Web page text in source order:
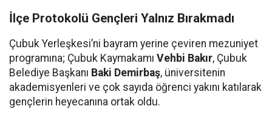
İlçe Protokolü Gençleri Yalnız Bırakmadı
Çubuk Yerleşkesi’ni bayram yerine çeviren mezuniyet
programına; Çubuk Kaymakamı Vehbi Bakır, Çubuk
Belediye Başkanı Baki Demirbaş, üniversitenin
akademisyenleri ve çok sayıda öğrenci yakını katılarak
gençlerin heyecanına ortak oldu.